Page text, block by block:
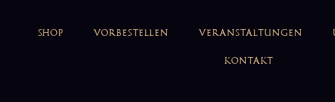
SHOP VORBESTELLEN VERANSTALTUNGEN
KONTAKT